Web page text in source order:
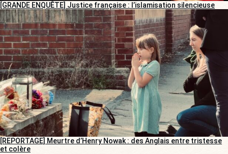
[GRANDE ENQUÊTE] Justice française : l’islamisation silencieuse
[REPORTAGE] Meurtre d’Henry Nowak : des Anglais entre tristesse
et colère